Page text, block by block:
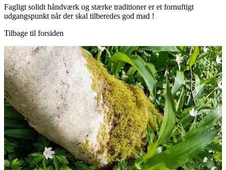
Fagligt solidt håndværk og stærke traditioner er et fornuftigt
udgangspunkt når der skal tilberedes god mad !
Tilbage til forsiden